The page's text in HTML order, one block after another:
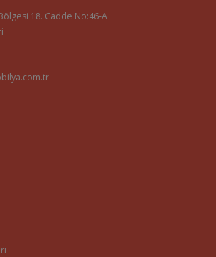
18. Cadde No:46-A